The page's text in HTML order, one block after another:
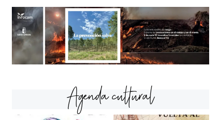
Agenda cultural